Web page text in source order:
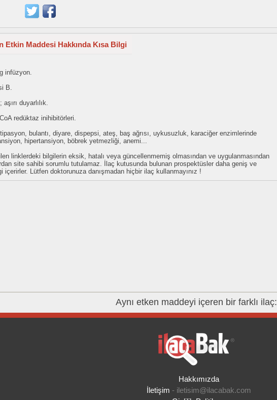
Etkin Maddesi Hakkında Kısa Bilgi
infüzyon.
B.
duyarlılık.
redüktaz inihibitörleri.
bulantı, diyare, dispepsi, ateş, baş ağrısı, uykusuzluk, karaciğer enzimlerinde
hipertansiyon, böbrek yetmezliği, anemi...
linklerdeki bilgilerin eksik, hatalı veya güncellenmemiş olmasından ve uygulanmasından
site sahibi sorumlu tutulamaz. İlaç kutusunda bulunan prospektüsler daha geniş ve
içerirler. Lütfen doktorunuza danışmadan hiçbir ilaç kullanmayınız !
Aynı etken maddeyi içeren bir farklı ilaç:
Hakkımızda
İletişim - iletisim@ilacabak.com